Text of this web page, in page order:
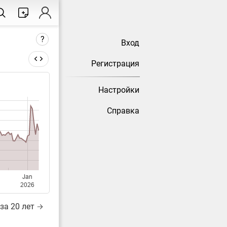
Вход
Регистрация
Настройки
Справка
?
Jan
2026
20 лет